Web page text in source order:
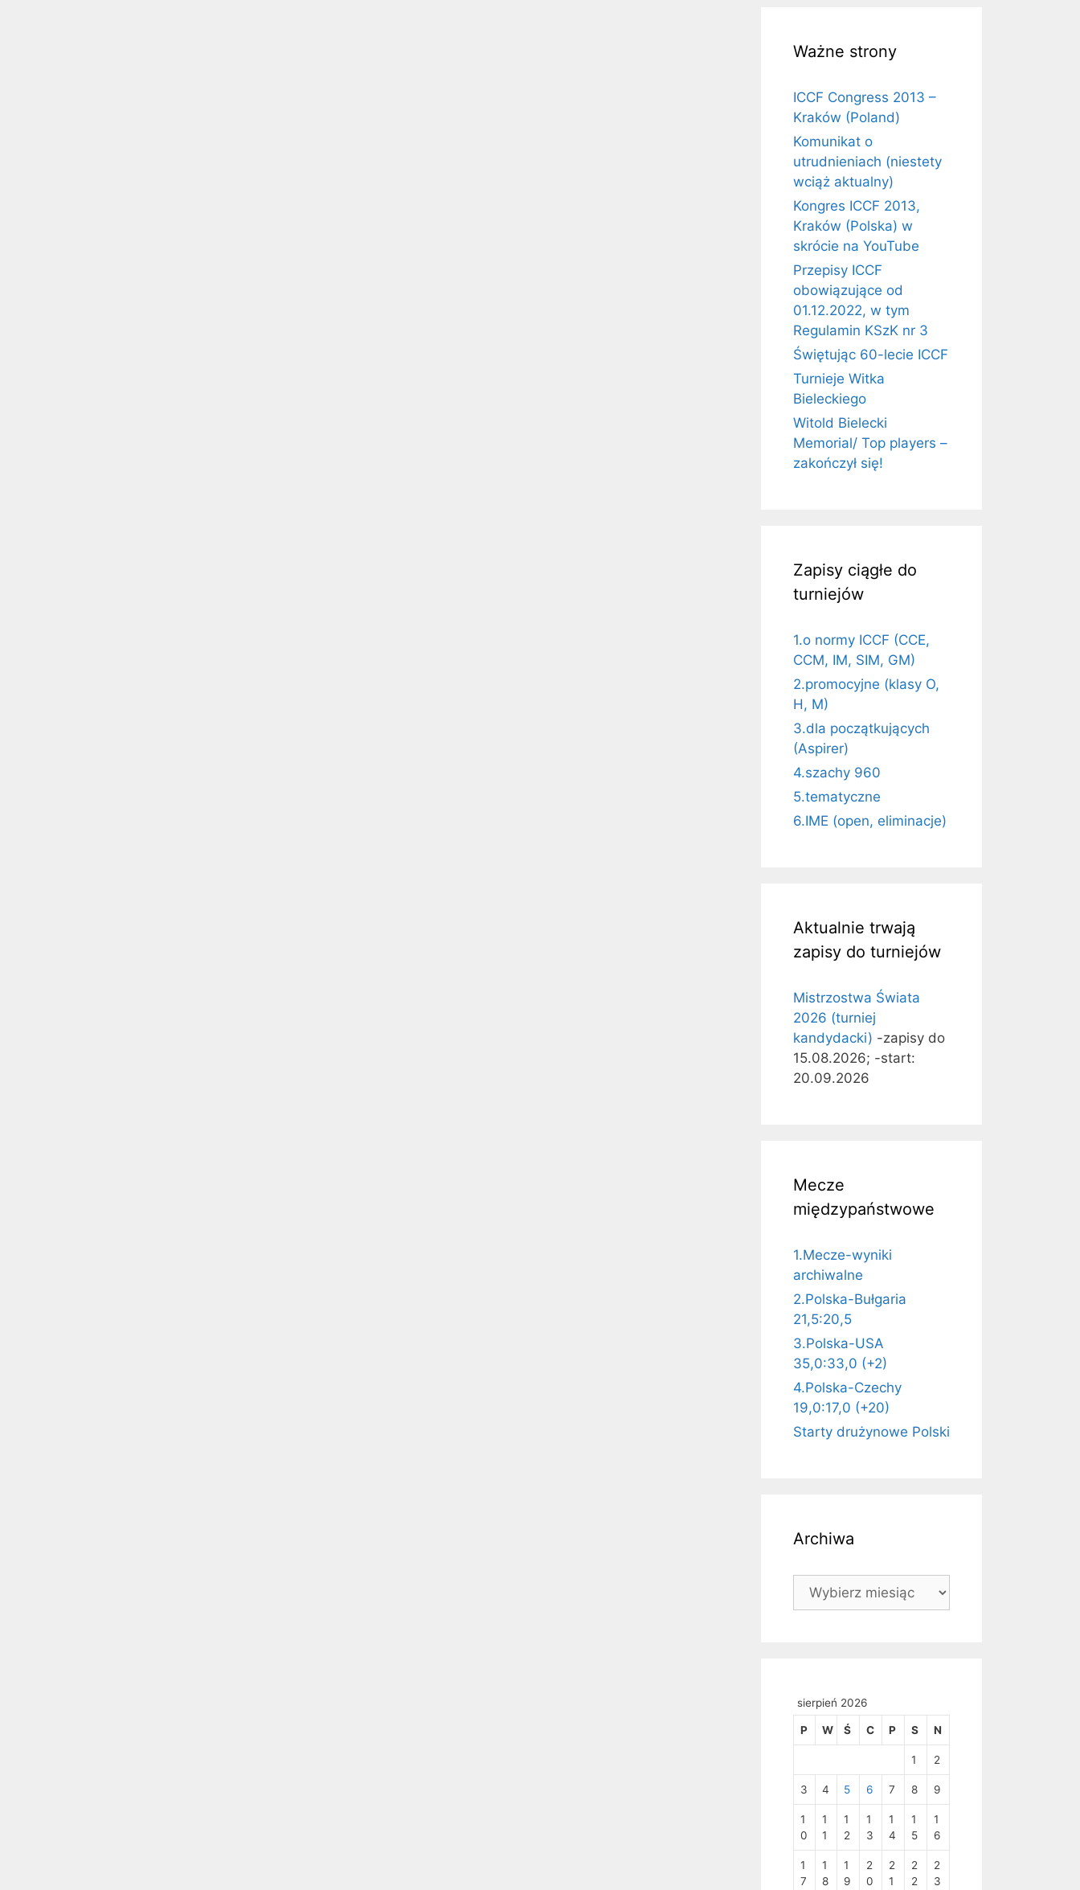
Ważne strony
ICCF Congress 2013 –
Kraków (Poland)
Komunikat o
utrudnieniach (niestety
wciąż aktualny)
Kongres ICCF 2013,
Kraków (Polska) w
skrócie na YouTube
Przepisy ICCF
obowiązujące od
01.12.2022, w tym
Regulamin KSzK nr 3
Świętując 60-lecie ICCF
Turnieje Witka
Bieleckiego
Witold Bielecki
Memorial/ Top players –
zakończył się!
Zapisy ciągłe do
turniejów
1.o normy ICCF (CCE,
CCM, IM, SIM, GM)
2.promocyjne (klasy O,
H, M)
3.dla początkujących
(Aspirer)
4.szachy 960
5.tematyczne
6.IME (open, eliminacje)
Aktualnie trwają
zapisy do turniejów
Mistrzostwa Świata
2026 (turniej
kandydacki) -zapisy do
15.08.2026; -start:
20.09.2026
Mecze
międzypaństwowe
1.Mecze-wyniki
archiwalne
2.Polska-Bułgaria
21,5:20,5
3.Polska-USA
35,0:33,0 (+2)
4.Polska-Czechy
19,0:17,0 (+20)
Starty drużynowe Polski
Archiwa
Archiwa
sierpień 2026
P W Ś C P S N
1 2
3 4 5 6 7 8 9
1
0
1
1
1
2
1
3
1
4
1
5
1
6
1
7
1
8
1
9
2
0
2
1
2
2
2
3